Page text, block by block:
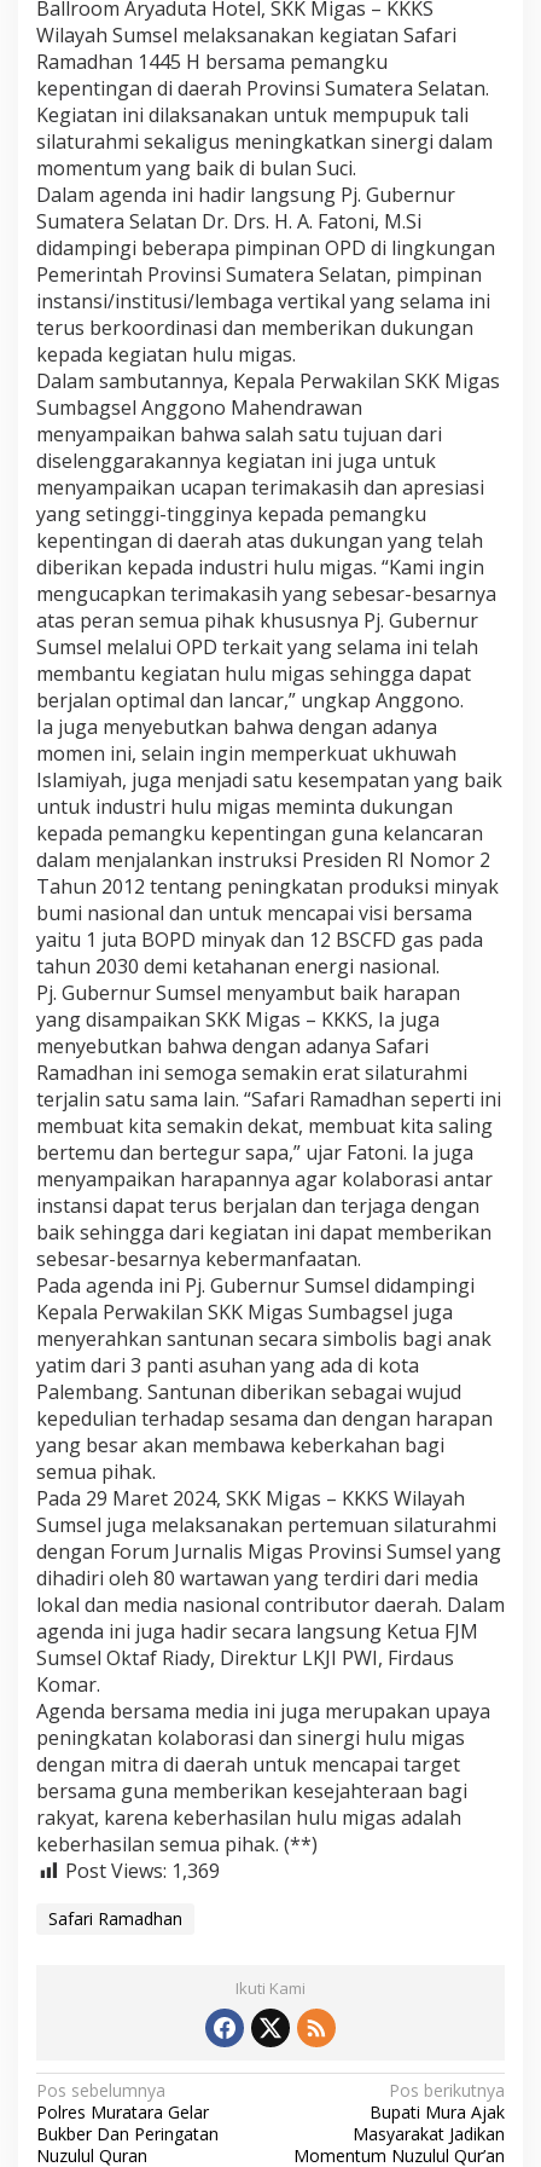
d
h
a
n
S
K
K
M
g
a
s
–
K
K
K
S
W
i
a
y
a
h
S
u
m
s
e
l
B
e
r
s
a
m
a
P
e
m
a
n
g
k
u
K
e
p
e
n
t
i
g
a
n
D
a
e
r
a
h
Ballroom Aryaduta Hotel, SKK Migas – KKKS
Wilayah Sumsel melaksanakan kegiatan Safari
Ramadhan 1445 H bersama pemangku
kepentingan di daerah Provinsi Sumatera Selatan.
Kegiatan ini dilaksanakan untuk mempupuk tali
silaturahmi sekaligus meningkatkan sinergi dalam
momentum yang baik di bulan Suci.
Dalam agenda ini hadir langsung Pj. Gubernur
Sumatera Selatan Dr. Drs. H. A. Fatoni, M.Si
didampingi beberapa pimpinan OPD di lingkungan
Pemerintah Provinsi Sumatera Selatan, pimpinan
instansi/institusi/lembaga vertikal yang selama ini
terus berkoordinasi dan memberikan dukungan
kepada kegiatan hulu migas.
Dalam sambutannya, Kepala Perwakilan SKK Migas
Sumbagsel Anggono Mahendrawan
menyampaikan bahwa salah satu tujuan dari
diselenggarakannya kegiatan ini juga untuk
menyampaikan ucapan terimakasih dan apresiasi
yang setinggi-tingginya kepada pemangku
kepentingan di daerah atas dukungan yang telah
diberikan kepada industri hulu migas. “Kami ingin
mengucapkan terimakasih yang sebesar-besarnya
atas peran semua pihak khususnya Pj. Gubernur
Sumsel melalui OPD terkait yang selama ini telah
membantu kegiatan hulu migas sehingga dapat
berjalan optimal dan lancar,” ungkap Anggono.
Ia juga menyebutkan bahwa dengan adanya
momen ini, selain ingin memperkuat ukhuwah
Islamiyah, juga menjadi satu kesempatan yang baik
untuk industri hulu migas meminta dukungan
kepada pemangku kepentingan guna kelancaran
dalam menjalankan instruksi Presiden RI Nomor 2
Tahun 2012 tentang peningkatan produksi minyak
bumi nasional dan untuk mencapai visi bersama
yaitu 1 juta BOPD minyak dan 12 BSCFD gas pada
tahun 2030 demi ketahanan energi nasional.
Pj. Gubernur Sumsel menyambut baik harapan
yang disampaikan SKK Migas – KKKS, Ia juga
menyebutkan bahwa dengan adanya Safari
Ramadhan ini semoga semakin erat silaturahmi
terjalin satu sama lain. “Safari Ramadhan seperti ini
membuat kita semakin dekat, membuat kita saling
bertemu dan bertegur sapa,” ujar Fatoni. Ia juga
menyampaikan harapannya agar kolaborasi antar
instansi dapat terus berjalan dan terjaga dengan
baik sehingga dari kegiatan ini dapat memberikan
sebesar-besarnya kebermanfaatan.
Pada agenda ini Pj. Gubernur Sumsel didampingi
Kepala Perwakilan SKK Migas Sumbagsel juga
menyerahkan santunan secara simbolis bagi anak
yatim dari 3 panti asuhan yang ada di kota
Palembang. Santunan diberikan sebagai wujud
kepedulian terhadap sesama dan dengan harapan
yang besar akan membawa keberkahan bagi
semua pihak.
Pada 29 Maret 2024, SKK Migas – KKKS Wilayah
Sumsel juga melaksanakan pertemuan silaturahmi
dengan Forum Jurnalis Migas Provinsi Sumsel yang
dihadiri oleh 80 wartawan yang terdiri dari media
lokal dan media nasional contributor daerah. Dalam
agenda ini juga hadir secara langsung Ketua FJM
Sumsel Oktaf Riady, Direktur LKJI PWI, Firdaus
Komar.
Agenda bersama media ini juga merupakan upaya
peningkatan kolaborasi dan sinergi hulu migas
dengan mitra di daerah untuk mencapai target
bersama guna memberikan kesejahteraan bagi
rakyat, karena keberhasilan hulu migas adalah
keberhasilan semua pihak. (**)
Post Views: 1,369
Safari Ramadhan
Ikuti Kami
N
a
Pos sebelumnya
Polres Muratara Gelar
Bukber Dan Peringatan
Nuzulul Quran
Pos berikutnya
Bupati Mura Ajak
Masyarakat Jadikan
Momentum Nuzulul Qur’an